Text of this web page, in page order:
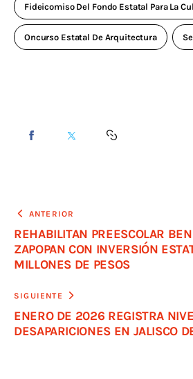
Fideicomiso Del Fondo Estatal Para La
Oncurso Estatal De Arquitectura
ANTERIOR
REHABILITAN PREESCOLAR
ZAPOPAN CON INVERSIÓN
MILLONES DE PESOS
SIGUIENTE
ENERO DE 2026 REGISTRA
DESAPARICIONES EN JALISCO